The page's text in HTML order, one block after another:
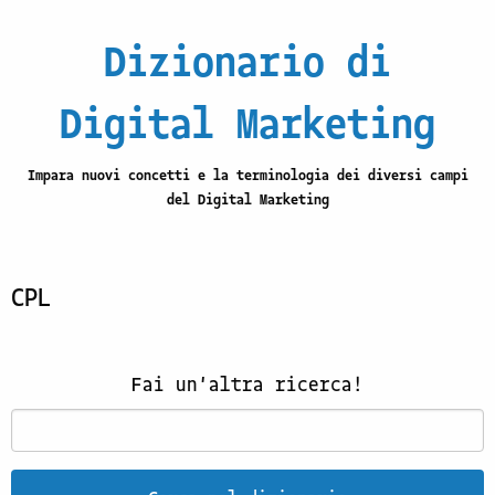
Dizionario di
Digital Marketing
Impara nuovi concetti e la terminologia dei diversi campi
del Digital Marketing
CPL
Fai un'altra ricerca!